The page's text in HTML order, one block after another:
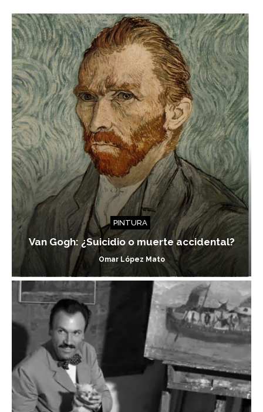
PINTURA
Van Gogh: ¿Suicidio o muerte accidental?
Omar López Mato